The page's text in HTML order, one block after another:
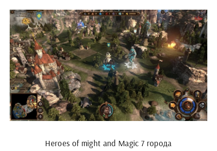
Heroes of might and Magic 7 города